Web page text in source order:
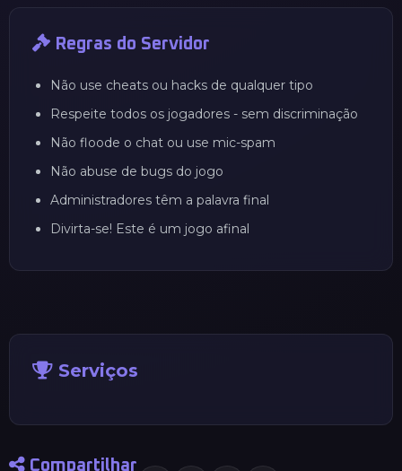
Regras do Servidor
Não use cheats ou hacks de qualquer tipo
Respeite todos os jogadores - sem discriminação
Não floode o chat ou use mic-spam
Não abuse de bugs do jogo
Administradores têm a palavra final
Divirta-se! Este é um jogo afinal
Serviços
Compartilhar